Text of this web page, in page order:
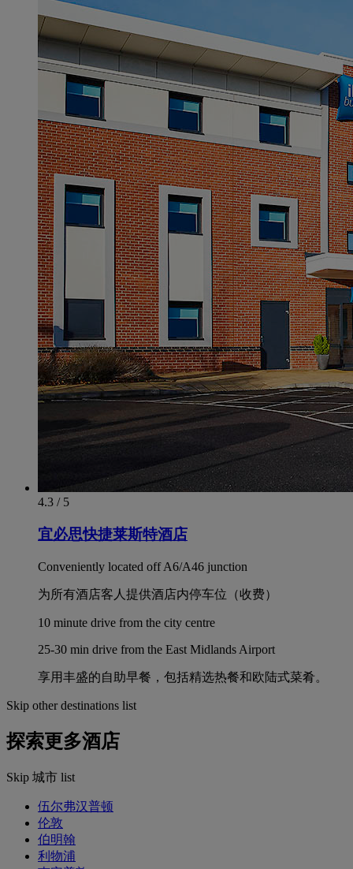
4.3 / 5
宜必思快捷莱斯特酒店
Conveniently located off A6/A46 junction
为所有酒店客人提供酒店内停车位（收费）
10 minute drive from the city centre
25-30 min drive from the East Midlands Airport
享用丰盛的自助早餐，包括精选热餐和欧陆式菜肴。
Skip other destinations list
探索更多酒店
Skip 城市 list
伍尔弗汉普顿
伦敦
伯明翰
利物浦